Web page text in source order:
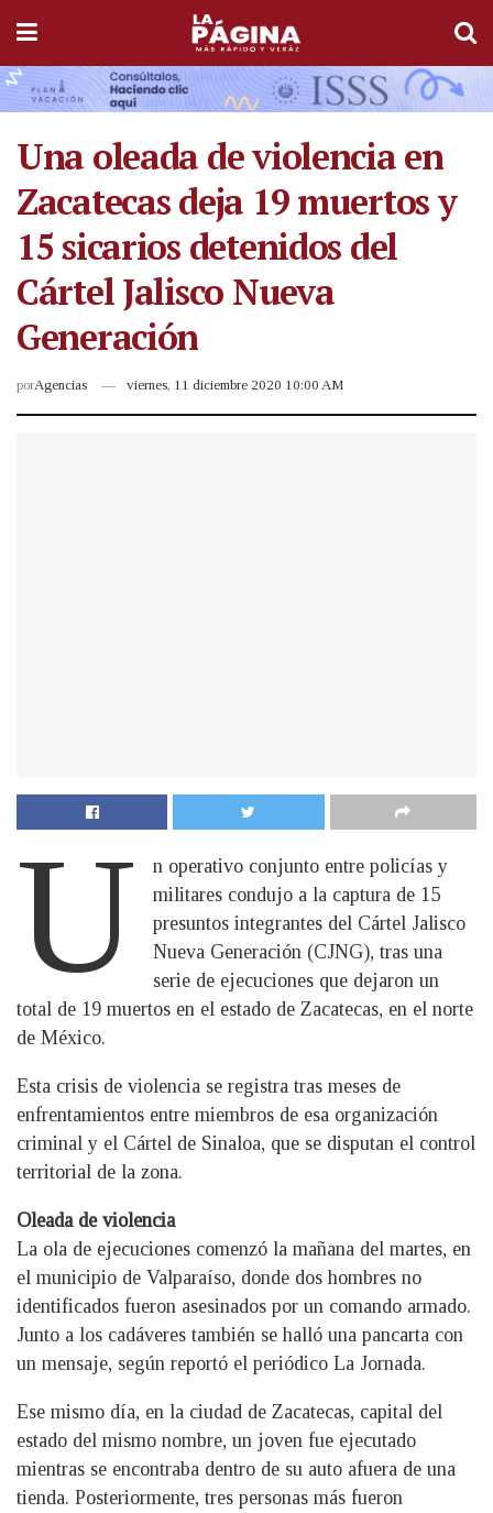
Una oleada de violencia en
Zacatecas deja 19 muertos y
15 sicarios detenidos del
Cártel Jalisco Nueva
Generación
porAgencias viernes, 11 diciembre 2020 10:00 AM
U
n operativo conjunto entre policías y
militares condujo a la captura de 15
presuntos integrantes del Cártel Jalisco
Nueva Generación (CJNG), tras una
serie de ejecuciones que dejaron un
total de 19 muertos en el estado de Zacatecas, en el norte
de México.
Esta crisis de violencia se registra tras meses de
enfrentamientos entre miembros de esa organización
criminal y el Cártel de Sinaloa, que se disputan el control
territorial de la zona.
Oleada de violencia
La ola de ejecuciones comenzó la mañana del martes, en
el municipio de Valparaíso, donde dos hombres no
identificados fueron asesinados por un comando armado.
Junto a los cadáveres también se halló una pancarta con
un mensaje, según reportó el periódico La Jornada.
Ese mismo día, en la ciudad de Zacatecas, capital del
estado del mismo nombre, un joven fue ejecutado
mientras se encontraba dentro de su auto afuera de una
tienda. Posteriormente, tres personas más fueron